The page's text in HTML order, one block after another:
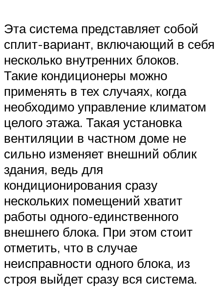
Эта система представляет собой
сплит-вариант, включающий в себя
несколько внутренних блоков.
Такие кондиционеры можно
применять в тех случаях, когда
необходимо управление климатом
целого этажа. Такая установка
вентиляции в частном доме не
сильно изменяет внешний облик
здания, ведь для
кондиционирования сразу
нескольких помещений хватит
работы одного-единственного
внешнего блока. При этом стоит
отметить, что в случае
неисправности одного блока, из
строя выйдет сразу вся система.